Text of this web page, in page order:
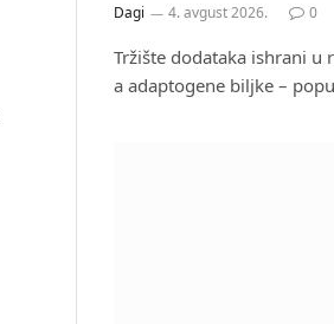
Dagi 4. avgust 2026. 0
Tržište dodataka ishrani u
a adaptogene biljke –